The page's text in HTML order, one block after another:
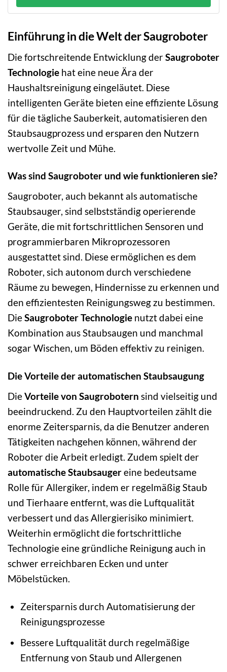
Einführung in die Welt der Saugroboter
Die fortschreitende Entwicklung derSaugroboter
Technologie hat eine neue Ära der
Haushaltsreinigung eingeläutet. Diese
intelligenten Geräte bieten eine effiziente Lösung
für die tägliche Sauberkeit, automatisieren den
Staubsaugprozess und ersparen den Nutzern
wertvolle Zeit und Mühe.
Was sind Saugroboter und wie funktionieren sie?
Saugroboter, auch bekannt als automatische
Staubsauger, sind selbstständig operierende
Geräte, die mit fortschrittlichen Sensoren und
programmierbaren Mikroprozessoren
ausgestattet sind. Diese ermöglichen es dem
Roboter, sich autonom durch verschiedene
Räume zu bewegen, Hindernisse zu erkennen und
den effizientesten Reinigungsweg zu bestimmen.
DieSaugroboter Technologie nutzt dabei eine
Kombination aus Staubsaugen und manchmal
sogar Wischen, um Böden effektiv zu reinigen.
Die Vorteile der automatischen Staubsaugung
DieVorteile von Saugrobotern sind vielseitig und
beeindruckend. Zu den Hauptvorteilen zählt die
enorme Zeitersparnis, da die Benutzer anderen
Tätigkeiten nachgehen können, während der
Roboter die Arbeit erledigt. Zudem spielt der
automatische Staubsaugereine bedeutsame
Rolle für Allergiker, indem er regelmäßig Staub
und Tierhaare entfernt, was die Luftqualität
verbessert und das Allergierisiko minimiert.
Weiterhin ermöglicht die fortschrittliche
Technologie eine gründliche Reinigung auch in
schwer erreichbaren Ecken und unter
Möbelstücken.
Zeitersparnis durch Automatisierung der
Reinigungsprozesse
Bessere Luftqualität durch regelmäßige
Entfernung von Staub und Allergenen